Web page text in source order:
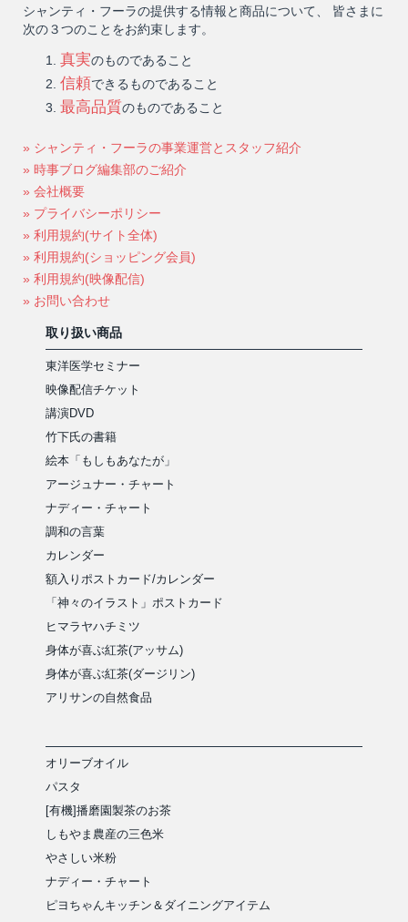
シャンティ・フーラの提供する情報と商品について、 皆さまに
次の３つのことをお約束します。
真実のものであること
信頼できるものであること
最高品質のものであること
» シャンティ・フーラの事業運営とスタッフ紹介
» 時事ブログ編集部のご紹介
» 会社概要
» プライバシーポリシー
» 利用規約(サイト全体)
» 利用規約(ショッピング会員)
» 利用規約(映像配信)
» お問い合わせ
取り扱い商品
東洋医学セミナー
映像配信チケット
講演DVD
竹下氏の書籍
絵本「もしもあなたが」
アージュナー・チャート
ナディー・チャート
調和の言葉
カレンダー
額入りポストカード/カレンダー
「神々のイラスト」ポストカード
ヒマラヤハチミツ
身体が喜ぶ紅茶(アッサム)
身体が喜ぶ紅茶(ダージリン)
アリサンの自然食品
オリーブオイル
パスタ
[有機]播磨園製茶のお茶
しもやま農産の三色米
やさしい米粉
ナディー・チャート
ピヨちゃんキッチン＆ダイニングアイテム